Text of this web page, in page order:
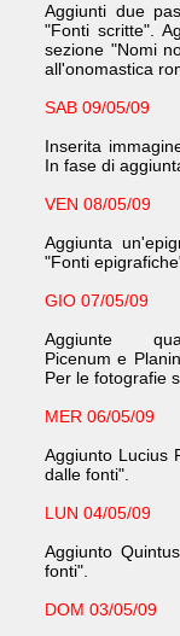
Aggiunti due
"Fonti scritte".
sezione "Nomi
all'onomastica
SAB 09/05/09
Inserita
In fase di
VEN 08/05/09
Aggiunta
"Fonti
GIO 07/05/09
Aggiunte
Picenum e
Per le fotografie
MER 06/05/09
Aggiunto Lucius
dalle fonti".
LUN 04/05/09
Aggiunto
fonti".
DOM 03/05/09